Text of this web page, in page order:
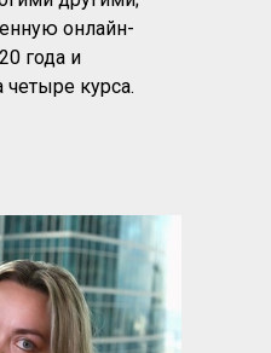
онлайн-
года и
курса.